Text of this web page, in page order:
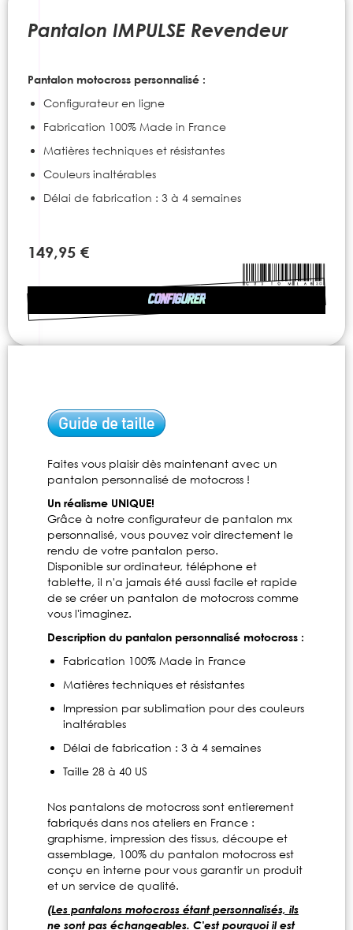
Pantalon IMPULSE Revendeur
Pantalon motocross personnalisé :
Configurateur en ligne
Fabrication 100% Made in France
Matières techniques et résistantes
Couleurs inaltérables
Délai de fabrication : 3 à 4 semaines
CONFIGURER
149,95 €
beginning
images
gallery
Faites vous plaisir dès maintenant avec un
pantalon personnalisé de motocross !
Un réalisme UNIQUE!
Grâce à notre configurateur de pantalon mx
personnalisé, vous pouvez voir directement le
rendu de votre pantalon perso.
Disponible sur ordinateur, téléphone et
tablette, il n'a jamais été aussi facile et rapide
de se créer un pantalon de motocross comme
vous l'imaginez.
Description du pantalon personnalisé motocross :
Fabrication 100% Made in France
Matières techniques et résistantes
Impression par sublimation pour des couleurs
inaltérables
Délai de fabrication : 3 à 4 semaines
Taille 28 à 40 US
Nos pantalons de motocross sont entierement
fabriqués dans nos ateliers en France :
graphisme, impression des tissus, découpe et
assemblage, 100% du pantalon motocross est
conçu en interne pour vous garantir un produit
et un service de qualité.
(Les pantalons motocross étant personnalisés, ils
ne sont pas échangeables. C'est pourquoi il est